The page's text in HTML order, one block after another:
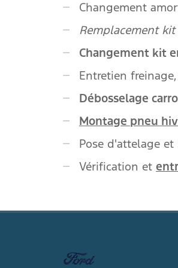
Changement
Remplacement
Changement kit
Entretien
Débosselage
Montage pneu
Pose d'attelage et
Vérification et